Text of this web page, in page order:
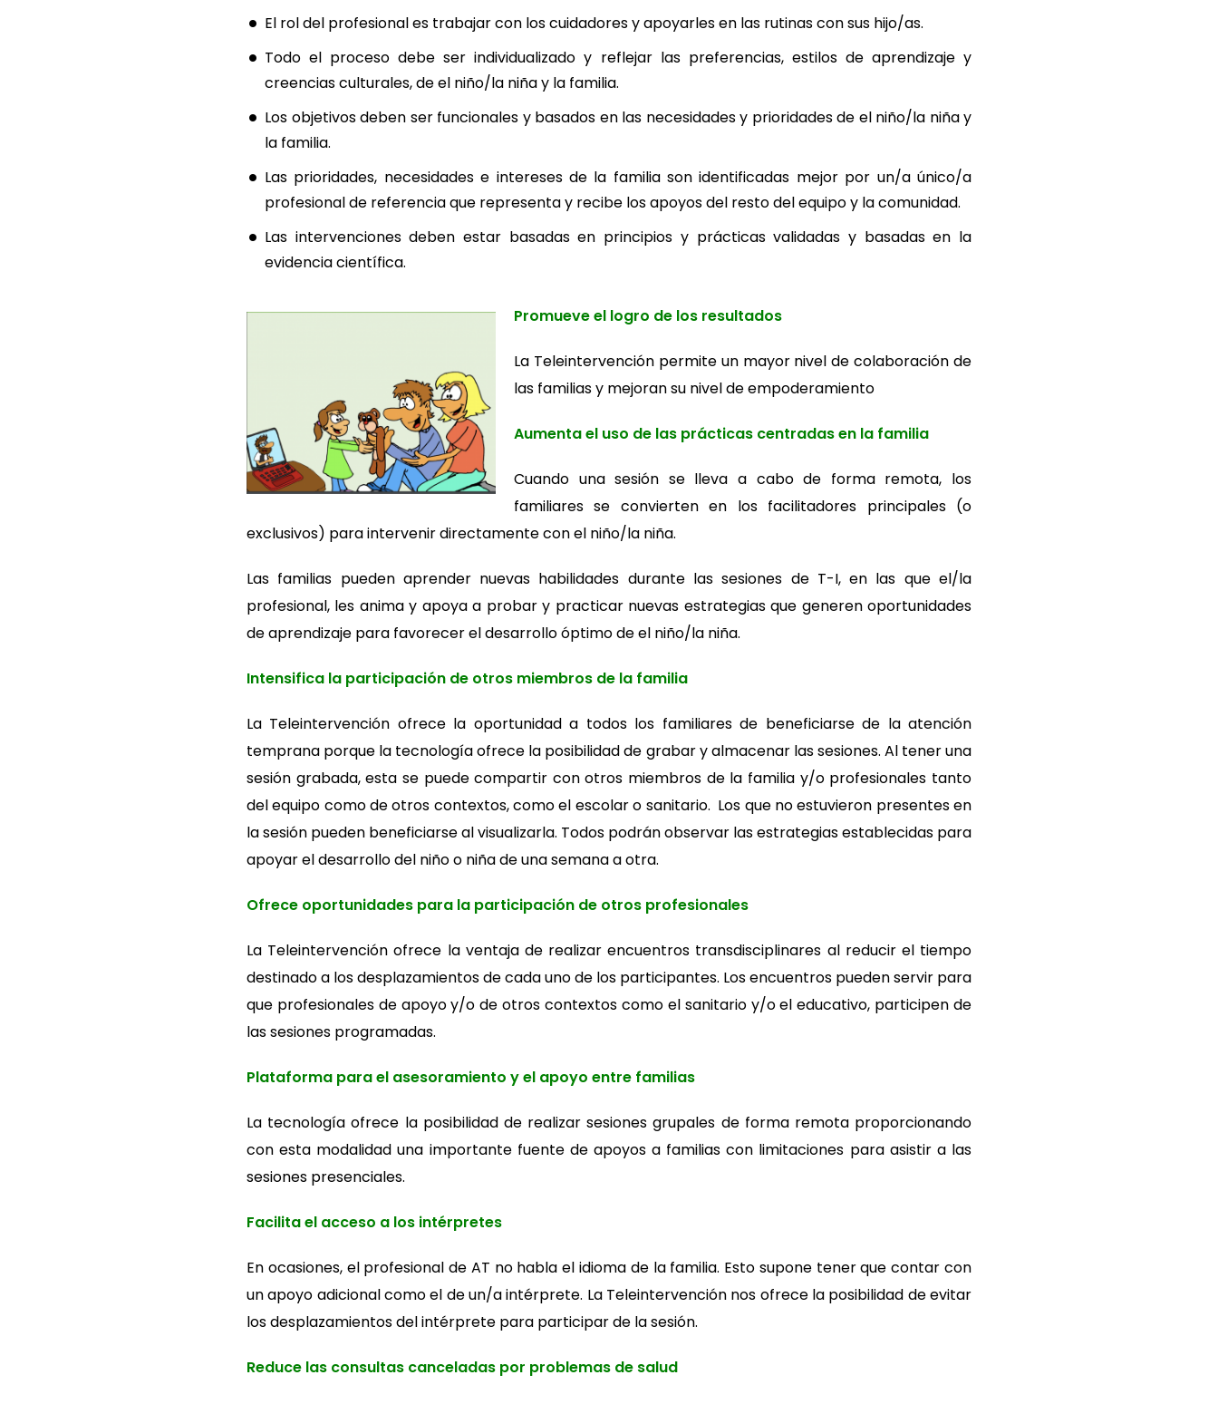
El rol del profesional es trabajar con los cuidadores y apoyarles en las rutinas con sus hijo/as.
Todo el proceso debe ser individualizado y reflejar las preferencias, estilos de aprendizaje y
creencias culturales, de el niño/la niña y la familia.
Los objetivos deben ser funcionales y basados en las necesidades y prioridades de el niño/la niña y
la familia.
Las prioridades, necesidades e intereses de la familia son identificadas mejor por un/a único/a
profesional de referencia que representa y recibe los apoyos del resto del equipo y la comunidad.
Las intervenciones deben estar basadas en principios y prácticas validadas y basadas en la
evidencia científica.
Promueve el logro de los resultados
La Teleintervención permite un mayor nivel de colaboración de
las familias y mejoran su nivel de empoderamiento
Aumenta el uso de las prácticas centradas en la familia
Cuando una sesión se lleva a cabo de forma remota, los
familiares se convierten en los facilitadores principales (o
exclusivos) para intervenir directamente con el niño/la niña.
Las familias pueden aprender nuevas habilidades durante las sesiones de T-I, en las que el/la
profesional, les anima y apoya a probar y practicar nuevas estrategias que generen oportunidades
de aprendizaje para favorecer el desarrollo óptimo de el niño/la niña.
Intensifica la participación de otros miembros de la familia
La Teleintervención ofrece la oportunidad a todos los familiares de beneficiarse de la atención
temprana porque la tecnología ofrece la posibilidad de grabar y almacenar las sesiones. Al tener una
sesión grabada, esta se puede compartir con otros miembros de la familia y/o profesionales tanto
del equipo como de otros contextos, como el escolar o sanitario. Los que no estuvieron presentes en
la sesión pueden beneficiarse al visualizarla. Todos podrán observar las estrategias establecidas para
apoyar el desarrollo del niño o niña de una semana a otra.
Ofrece oportunidades para la participación de otros profesionales
La Teleintervención ofrece la ventaja de realizar encuentros transdisciplinares al reducir el tiempo
destinado a los desplazamientos de cada uno de los participantes. Los encuentros pueden servir para
que profesionales de apoyo y/o de otros contextos como el sanitario y/o el educativo, participen de
las sesiones programadas.
Plataforma para el asesoramiento y el apoyo entre familias
La tecnología ofrece la posibilidad de realizar sesiones grupales de forma remota proporcionando
con esta modalidad una importante fuente de apoyos a familias con limitaciones para asistir a las
sesiones presenciales.
Facilita el acceso a los intérpretes
En ocasiones, el profesional de AT no habla el idioma de la familia. Esto supone tener que contar con
un apoyo adicional como el de un/a intérprete. La Teleintervención nos ofrece la posibilidad de evitar
los desplazamientos del intérprete para participar de la sesión.
Reduce las consultas canceladas por problemas de salud